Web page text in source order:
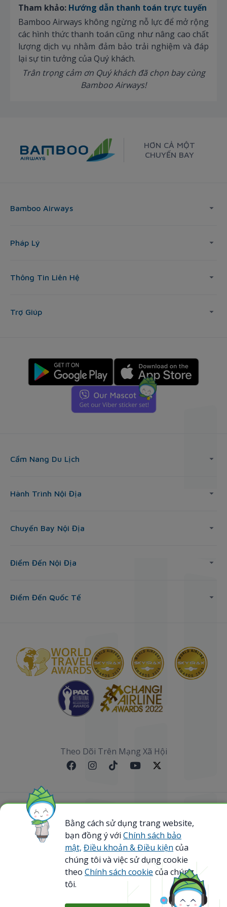
Tham khảo: Hướng dẫn thanh toán trực tuyến
Bamboo Airways không ngừng nỗ lực để mở rộng
các hình thức thanh toán cũng như nâng cao chất
lượng dịch vụ nhằm đảm bảo trải nghiệm và đáp
lại sự tin tưởng của Quý khách.
Trân trọng cảm ơn Quý khách đã chọn bay cùng
Bamboo Airways!
HƠN CẢ MỘT
CHUYẾN BAY
Bamboo Airways
Pháp Lý
Thông Tin Liên Hệ
Trợ Giúp
Cẩm Nang Du Lịch
Hành Trình Nội Địa
Chuyến Bay Nội Địa
Điểm Đến Nội Địa
Điểm Đến Quốc Tế
Theo Dõi Trên Mạng Xã Hội
Sơ đồ website
@ 2023 Bamboo Airways Copyright. All Rights
Reserved.
Business Registration Code: 0107867370
Bằng cách sử dụng trang website,
bạn đồng ý với Chính sách bảo
mật, Điều khoản & Điều kiện của
chúng tôi và việc sử dụng cookie
theo Chính sách cookie của chúng
tôi.